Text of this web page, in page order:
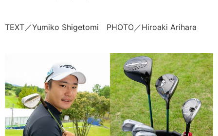
TEXT／Yumiko Shigetomi PHOTO／Hiroaki Arihara